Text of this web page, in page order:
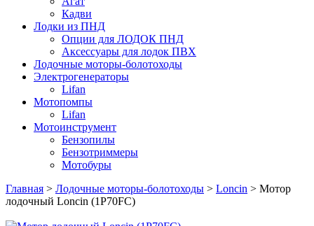
Кадви
Лодки из ПНД
Опции для ЛОДОК ПНД
Аксессуары для лодок ПВХ
Лодочные моторы-болотоходы
Электрогенераторы
Lifan
Мотопомпы
Lifan
Мотоинструмент
Бензопилы
Бензотриммеры
Мотобуры
Главная > Лодочные моторы-болотоходы > Loncin > Мотор
лодочный Loncin (1P70FC)